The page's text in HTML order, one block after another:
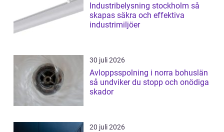
Industribelysning stockholm så
skapas säkra och effektiva
industrimiljöer
30 juli 2026
Avloppsspolning i norra bohuslän
så undviker du stopp och onödiga
skador
20 juli 2026